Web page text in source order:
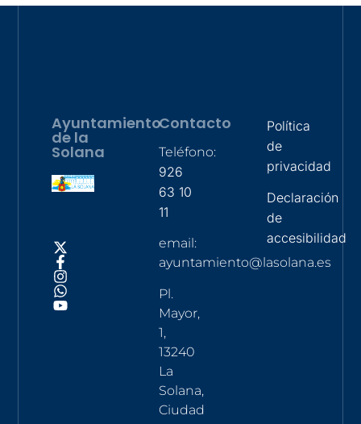
Ayuntamiento
de la
Solana
Contacto
Teléfono:
926
63 10
11
email:
ayuntamiento@lasolana.es
Pl.
Mayor,
1,
13240
La
Solana,
Ciudad
Política
de
privacidad
Declaración
de
accesibilidad